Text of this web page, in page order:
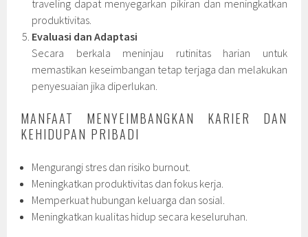
traveling dapat menyegarkan pikiran dan meningkatkan
produktivitas.
Evaluasi dan Adaptasi
Secara berkala meninjau rutinitas harian untuk
memastikan keseimbangan tetap terjaga dan melakukan
penyesuaian jika diperlukan.
MANFAAT MENYEIMBANGKAN KARIER DAN
KEHIDUPAN PRIBADI
Mengurangi stres dan risiko burnout.
Meningkatkan produktivitas dan fokus kerja.
Memperkuat hubungan keluarga dan sosial.
Meningkatkan kualitas hidup secara keseluruhan.